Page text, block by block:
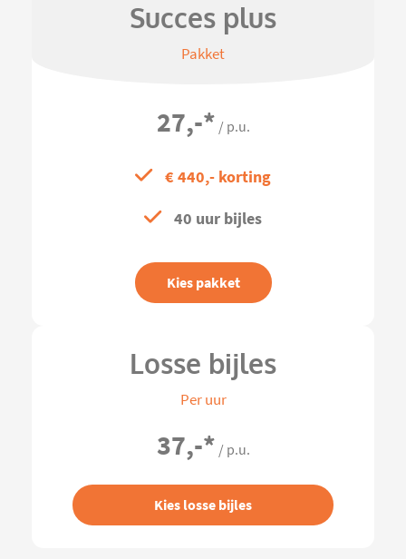
Succes plus
Pakket
27,-* / p.u.
€ 440,- korting
40 uur bijles
Kies pakket
Losse bijles
Per uur
37,-* / p.u.
Kies losse bijles